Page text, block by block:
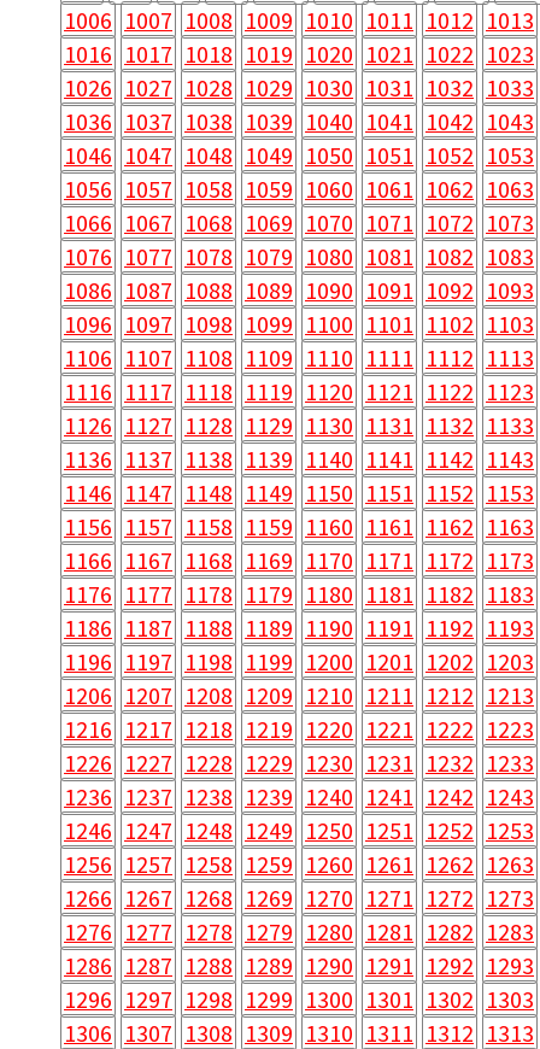
1006 1007 1008 1009 1010 1011 1012 1013
1016 1017 1018 1019 1020 1021 1022 1023
1026 1027 1028 1029 1030 1031 1032 1033
1036 1037 1038 1039 1040 1041 1042 1043
1046 1047 1048 1049 1050 1051 1052 1053
1056 1057 1058 1059 1060 1061 1062 1063
1066 1067 1068 1069 1070 1071 1072 1073
1076 1077 1078 1079 1080 1081 1082 1083
1086 1087 1088 1089 1090 1091 1092 1093
1096 1097 1098 1099 1100 1101 1102 1103
1106 1107 1108 1109 1110 1111 1112 1113
1116 1117 1118 1119 1120 1121 1122 1123
1126 1127 1128 1129 1130 1131 1132 1133
1136 1137 1138 1139 1140 1141 1142 1143
1146 1147 1148 1149 1150 1151 1152 1153
1156 1157 1158 1159 1160 1161 1162 1163
1166 1167 1168 1169 1170 1171 1172 1173
1176 1177 1178 1179 1180 1181 1182 1183
1186 1187 1188 1189 1190 1191 1192 1193
1196 1197 1198 1199 1200 1201 1202 1203
1206 1207 1208 1209 1210 1211 1212 1213
1216 1217 1218 1219 1220 1221 1222 1223
1226 1227 1228 1229 1230 1231 1232 1233
1236 1237 1238 1239 1240 1241 1242 1243
1246 1247 1248 1249 1250 1251 1252 1253
1256 1257 1258 1259 1260 1261 1262 1263
1266 1267 1268 1269 1270 1271 1272 1273
1276 1277 1278 1279 1280 1281 1282 1283
1286 1287 1288 1289 1290 1291 1292 1293
1296 1297 1298 1299 1300 1301 1302 1303
1306 1307 1308 1309 1310 1311 1312 1313